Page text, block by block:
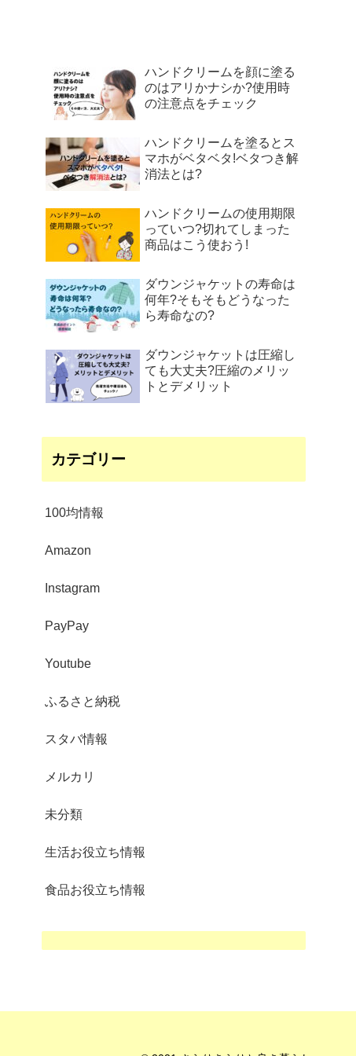
ハンドクリームを顔に塗る
のはアリかナシか?使用時
の注意点をチェック
ハンドクリームを塗るとス
マホがベタベタ!ベタつき解
消法とは?
ハンドクリームの使用期限
っていつ?切れてしまった
商品はこう使おう!
ダウンジャケットの寿命は
何年?そもそもどうなった
ら寿命なの?
ダウンジャケットは圧縮し
ても大丈夫?圧縮のメリッ
トとデメリット
カテゴリー
100均情報
Amazon
Instagram
PayPay
Youtube
ふるさと納税
スタバ情報
メルカリ
未分類
生活お役立ち情報
食品お役立ち情報